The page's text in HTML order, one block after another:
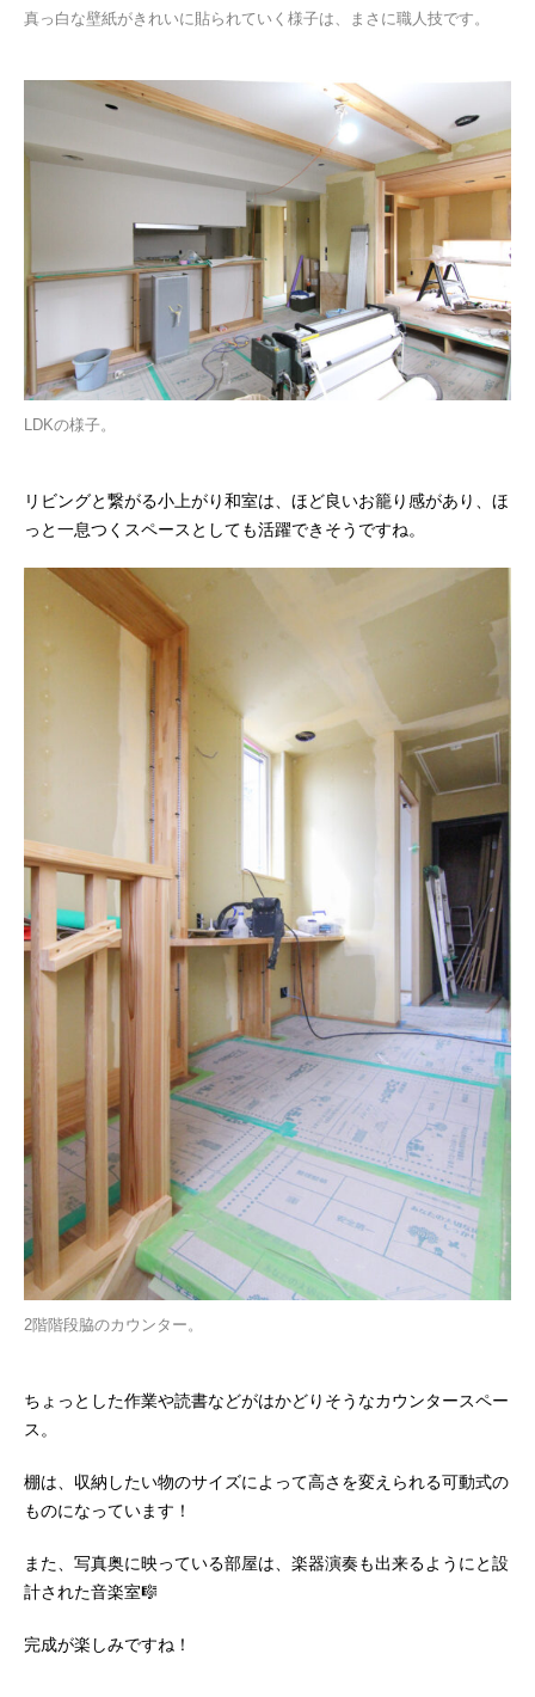
真っ白な壁紙がきれいに貼られていく様子は、まさに職人技です。
LDKの様子。
リビングと繋がる小上がり和室は、ほど良いお籠り感があり、ほ
っと一息つくスペースとしても活躍できそうですね。
2階階段脇のカウンター。
ちょっとした作業や読書などがはかどりそうなカウンタースペー
ス。
棚は、収納したい物のサイズによって高さを変えられる可動式の
ものになっています！
また、写真奥に映っている部屋は、楽器演奏も出来るようにと設
計された音楽室🎼
完成が楽しみですね！